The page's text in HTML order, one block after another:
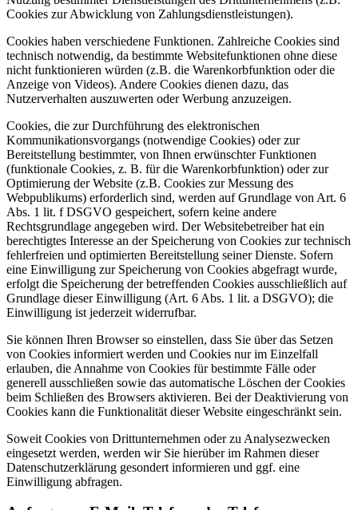
Cookies zur Abwicklung von Zahlungsdienstleistungen).
Cookies haben verschiedene Funktionen. Zahlreiche Cookies sind
technisch notwendig, da bestimmte Websitefunktionen ohne diese
nicht funktionieren würden (z.B. die Warenkorbfunktion oder die
Anzeige von Videos). Andere Cookies dienen dazu, das
Nutzerverhalten auszuwerten oder Werbung anzuzeigen.
Cookies, die zur Durchführung des elektronischen
Kommunikationsvorgangs (notwendige Cookies) oder zur
Bereitstellung bestimmter, von Ihnen erwünschter Funktionen
(funktionale Cookies, z. B. für die Warenkorbfunktion) oder zur
Optimierung der Website (z.B. Cookies zur Messung des
Webpublikums) erforderlich sind, werden auf Grundlage von Art. 6
Abs. 1 lit. f DSGVO gespeichert, sofern keine andere
Rechtsgrundlage angegeben wird. Der Websitebetreiber hat ein
berechtigtes Interesse an der Speicherung von Cookies zur technisch
fehlerfreien und optimierten Bereitstellung seiner Dienste. Sofern
eine Einwilligung zur Speicherung von Cookies abgefragt wurde,
erfolgt die Speicherung der betreffenden Cookies ausschließlich auf
Grundlage dieser Einwilligung (Art. 6 Abs. 1 lit. a DSGVO); die
Einwilligung ist jederzeit widerrufbar.
Sie können Ihren Browser so einstellen, dass Sie über das Setzen
von Cookies informiert werden und Cookies nur im Einzelfall
erlauben, die Annahme von Cookies für bestimmte Fälle oder
generell ausschließen sowie das automatische Löschen der Cookies
beim Schließen des Browsers aktivieren. Bei der Deaktivierung von
Cookies kann die Funktionalität dieser Website eingeschränkt sein.
Soweit Cookies von Drittunternehmen oder zu Analysezwecken
eingesetzt werden, werden wir Sie hierüber im Rahmen dieser
Datenschutzerklärung gesondert informieren und ggf. eine
Einwilligung abfragen.